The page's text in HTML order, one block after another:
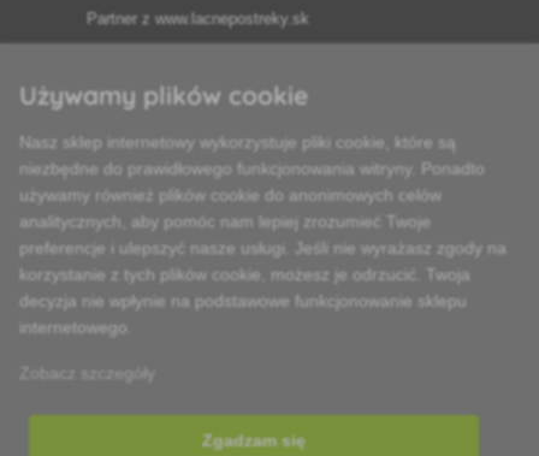
Partner z www.lacnepostreky.sk
Zawsze służymy fachową poradą
Używamy plików cookie
Nasz sklep internetowy wykorzystuje pliki cookie, które są
niezbędne do prawidłowego funkcjonowania witryny. Ponadto
używamy również plików cookie do anonimowych celów
analitycznych, aby pomóc nam lepiej zrozumieć Twoje
preferencje i ulepszyć nasze usługi. Jeśli nie wyrażasz zgody na
korzystanie z tych plików cookie, możesz je odrzucić. Twoja
decyzja nie wpłynie na podstawowe funkcjonowanie sklepu
internetowego.
Zobacz szczegóły
Zgadzam się